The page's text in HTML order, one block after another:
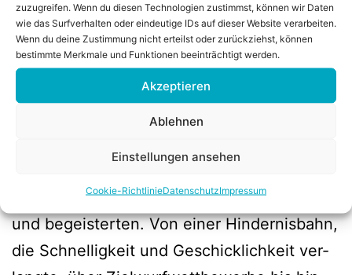
zuzugreifen. Wenn du diesen Technologien zustimmst, können wir Daten
wie das Surfverhalten oder eindeutige IDs auf dieser Website verarbeiten.
Wenn du deine Zustimmung nicht erteilst oder zurückziehst, können
bestimmte Merkmale und Funktionen beeinträchtigt werden.
Akzeptieren
Ablehnen
Einstellungen ansehen
Coo­kie-Richt­li­nieDaten­schutzImpres­sum
inno­va­ti­ve Bewe­gungs­sta­tio­nen, erleb­ten
die Schü­le­rin­nen und Schü­ler einen außer­
ge­wöhn­li­chen Schul­tag vol­ler Action, Team­
geist und Spaß. Sie­ben abwechs­lungs­rei­
che Sta­tio­nen für alle Im Mit­tel­punkt des
nen, die alle Kin­der – unab­hän­gig von Alter
oder sport­li­chem Kön­nen – her­aus­for­der­ten
und begeis­ter­ten. Von einer Hin­der­nis­bahn,
die Schnel­lig­keit und Geschick­lich­keit ver­